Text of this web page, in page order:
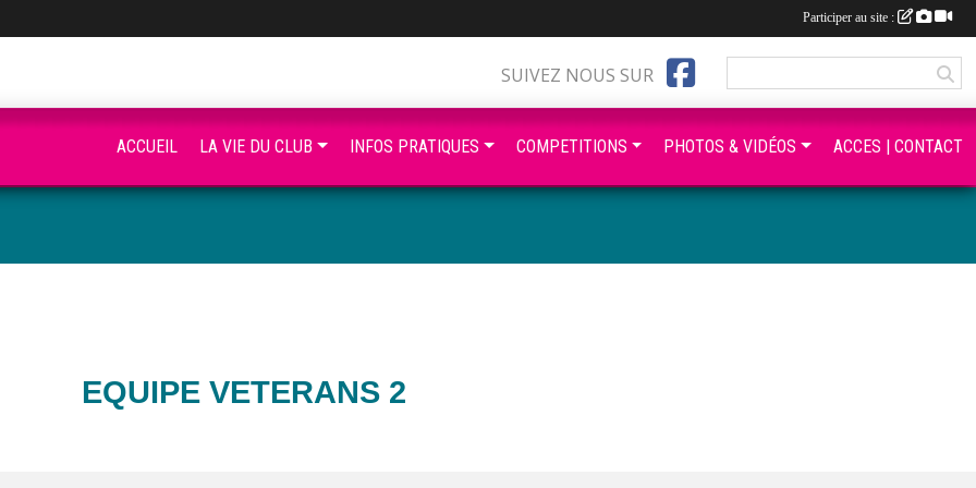
EQUIPE VETERANS 2
SUIVEZ NOUS SUR
ACCUEIL LA VIE DU CLUB INFOS PRATIQUES COMPETITIONS PHOTOS & VIDÉOS ACCES | CONTACT
Participer au site :